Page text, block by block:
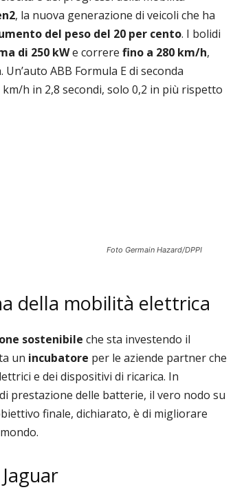
, la nuova generazione di veicoli che ha
del peso del 20 per cento. I bolidi
di 250 kWe correre fino a 280 km/h,
ABB Formula E di seconda
h in 2,8 secondi, solo 0,2 in più rispetto
Foto Germain Hazard/DPPI
della mobilità elettrica
sostenibile che sta investendo il
un incubatore per le aziende partner che
e dei dispositivi di ricarica. In
prestazione delle batterie, il vero nodo su
finale, dichiarato, è di migliorare